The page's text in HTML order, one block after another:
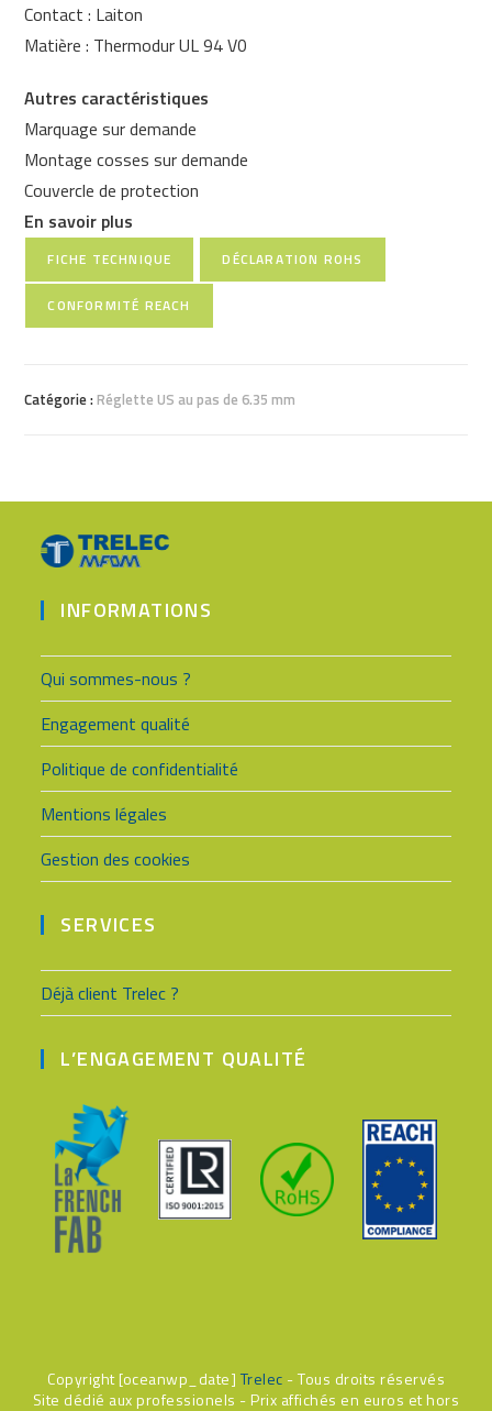
Contact : Laiton
Matière : Thermodur UL 94 V0
Autres caractéristiques
Marquage sur demande
Montage cosses sur demande
Couvercle de protection
En savoir plus
FICHE TECHNIQUE DÉCLARATION ROHS
CONFORMITÉ REACH
Catégorie :Réglette US au pas de 6.35 mm
INFORMATIONS
Qui sommes-nous ?
Engagement qualité
Politique de confidentialité
Mentions légales
Gestion des cookies
SERVICES
Déjà client Trelec ?
L’ENGAGEMENT QUALITÉ
Copyright [oceanwp_date] Trelec - Tous droits réservés
Site dédié aux professionels - Prix affichés en euros et hors